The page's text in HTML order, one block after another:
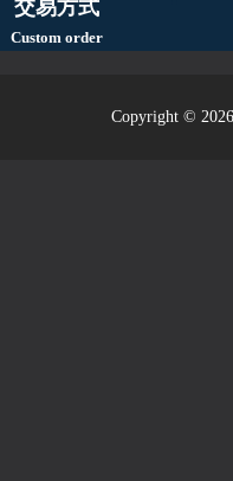
交易方式
Custom order
Copyright ©